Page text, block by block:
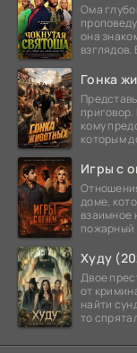
Ома
она
взглядов.
Гонка
кому
которым
Игры с
доме,
взаимное
пожарный
Худу
Двое
от
найти
то